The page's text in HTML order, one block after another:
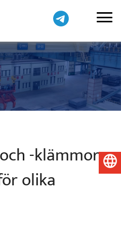
-klämmor:
olika
Svenska